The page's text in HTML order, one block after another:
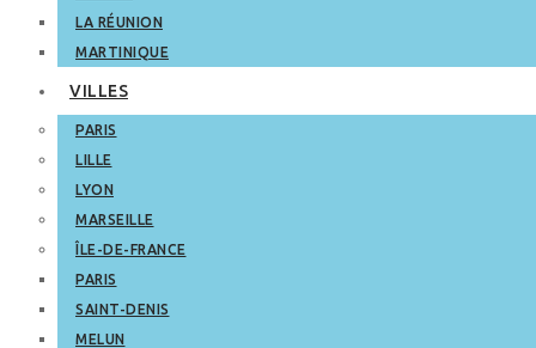
LA RÉUNION
MARTINIQUE
VILLES
PARIS
LILLE
LYON
MARSEILLE
ÎLE-DE-FRANCE
PARIS
SAINT-DENIS
MELUN